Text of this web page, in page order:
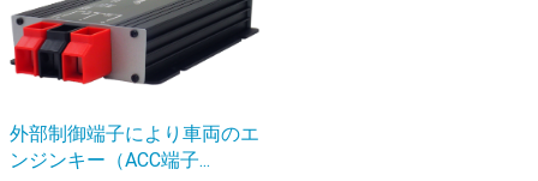
外部制御端子により車両のエ
ンジンキー（ACC端子...